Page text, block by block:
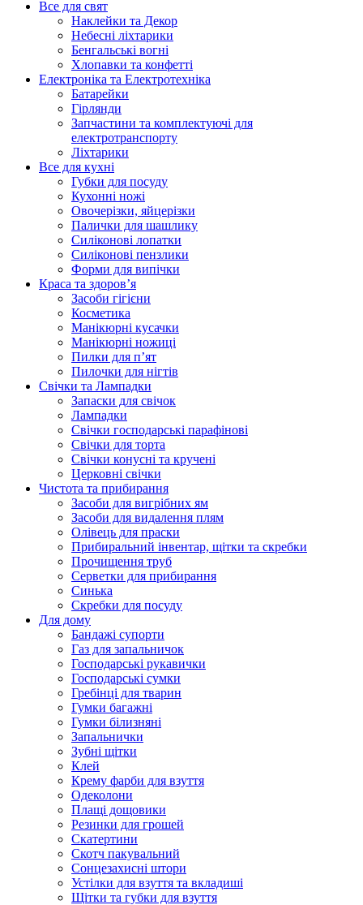
Все для свят
Наклейки та Декор
Небесні ліхтарики
Бенгальські вогні
Хлопавки та конфетті
Електроніка та Електротехніка
Батарейки
Гірлянди
Запчастини та комплектуючі для
електротранспорту
Ліхтарики
Все для кухні
Губки для посуду
Кухонні ножі
Овочерізки, яйцерізки
Палички для шашлику
Силіконові лопатки
Силіконові пензлики
Форми для випічки
Краса та здоров’я
Засоби гігієни
Косметика
Манікюрні кусачки
Манікюрні ножиці
Пилки для п’ят
Пилочки для нігтів
Свічки та Лампадки
Запаски для свічок
Лампадки
Свічки господарські парафінові
Свічки для торта
Свічки конусні та кручені
Церковні свічки
Чистота та прибирання
Засоби для вигрібних ям
Засоби для видалення плям
Олівець для праски
Прибиральний інвентар, щітки та скребки
Прочищення труб
Серветки для прибирання
Синька
Скребки для посуду
Для дому
Бандажі супорти
Газ для запальничок
Господарські рукавички
Господарські сумки
Гребінці для тварин
Гумки багажні
Гумки білизняні
Запальнички
Зубні щітки
Клей
Крему фарби для взуття
Одеколони
Плащі дощовики
Резинки для грошей
Скатертини
Скотч пакувальний
Сонцезахисні штори
Устілки для взуття та вкладиші
Щітки та губки для взуття